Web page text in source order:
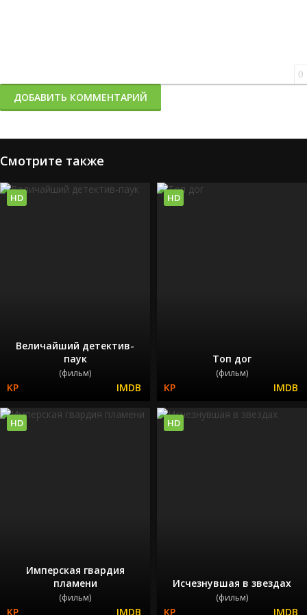
0
ДОБАВИТЬ КОММЕНТАРИЙ
Смотрите также
Величайший детектив-
паук
(фильм)
HD
Топ дог
(фильм)
HD
Имперская гвардия
пламени
(фильм)
HD
Исчезнувшая в звездах
(фильм)
HD